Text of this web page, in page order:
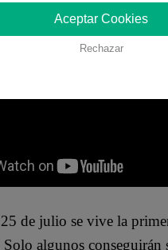
“¿Esto se pela?
en su defensa.
de julio se vive la
Solo algunos
Aceptar Cookies
Rechazar